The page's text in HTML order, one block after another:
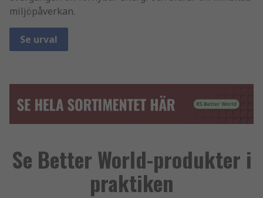
miljöpåverkan.
Se urval
Se Better World-produkter i
praktiken